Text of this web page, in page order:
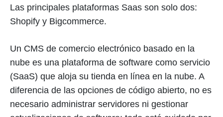
Las principales plataformas Saas son solo dos:
Shopify y Bigcommerce.
Un CMS de comercio electrónico basado en la
nube es una plataforma de software como servicio
(SaaS) que aloja su tienda en línea en la nube. A
diferencia de las opciones de código abierto, no es
necesario administrar servidores ni gestionar